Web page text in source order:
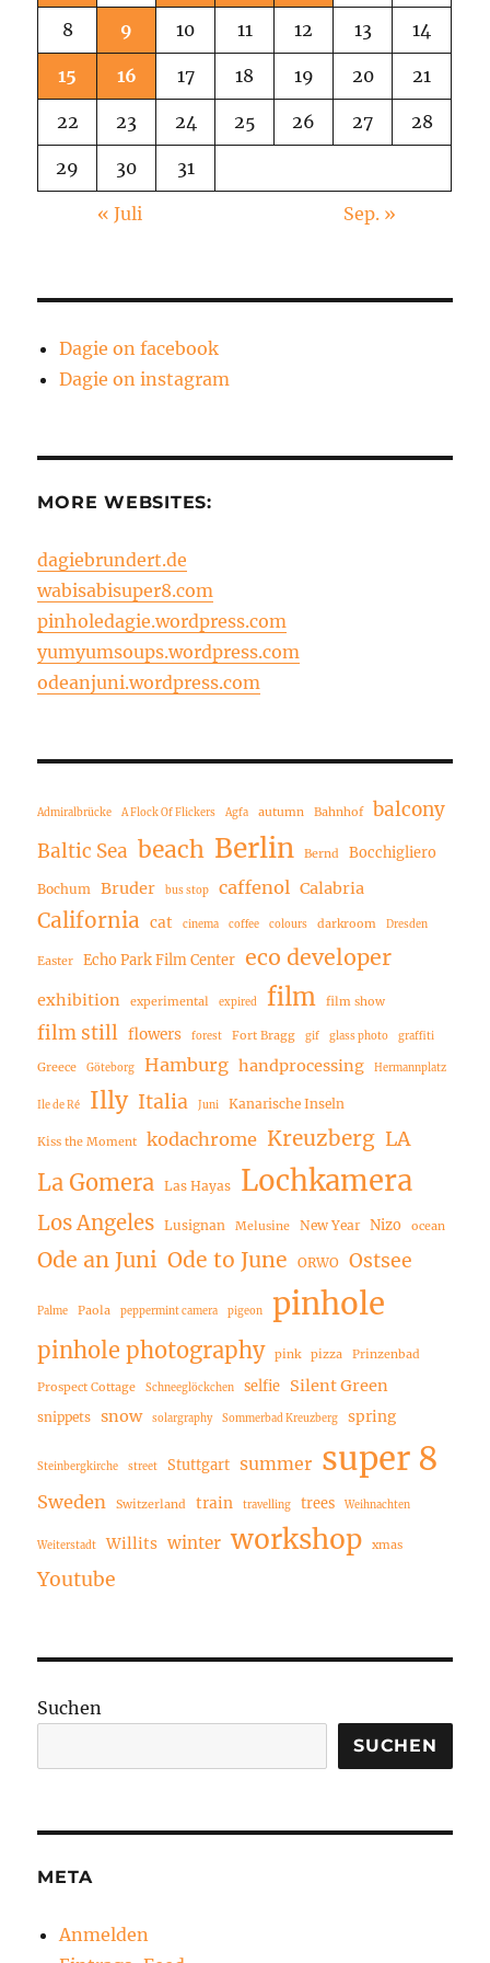
8 9 10 11 12 13 14
15 16 17 18 19 20 21
22 23 24 25 26 27 28
29 30 31
« Juli Sep. »
Dagie on facebook
Dagie on instagram
MORE WEBSITES:
dagiebrundert.de
wabisabisuper8.com
pinholedagie.wordpress.com
yumyumsoups.wordpress.com
odeanjuni.wordpress.com
Admiralbrücke A Flock Of Flickers Agfa autumn Bahnhof
balcony
Baltic Sea beach Berlin Bernd Bocchigliero
Bochum Bruder bus stop caffenol Calabria
California cat cinema coffee colours darkroom Dresden
Easter Echo Park Film Center eco developer
exhibition experimental expired film film show
film still flowers forest Fort Bragg gif glass photo graffiti
Greece Göteborg Hamburg handprocessing Hermannplatz
Ile de Ré Illy Italia Juni Kanarische Inseln
Kiss the Moment kodachrome Kreuzberg LA
La Gomera Las Hayas Lochkamera
Los Angeles Lusignan Melusine New Year Nizo ocean
Ode an Juni Ode to June ORWO Ostsee
Palme Paola peppermint camera pigeon pinhole
pinhole photography pink pizza Prinzenbad
Prospect Cottage Schneeglöckchen selfie Silent Green
snippets snow solargraphy Sommerbad Kreuzberg spring
Steinbergkirche street Stuttgart summer super 8
Sweden Switzerland train travelling trees Weihnachten
Weiterstadt Willits winter workshop xmas
Youtube
Suchen
SUCHEN
META
Anmelden